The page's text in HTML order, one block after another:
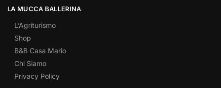
LA MUCCA BALLERINA
L’Agriturismo
Shop
B&B Casa Mario
Chi Siamo
Privacy Policy